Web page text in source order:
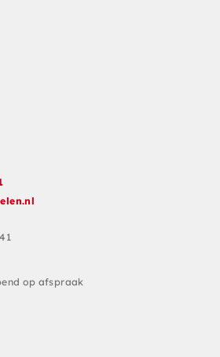
op afspraak